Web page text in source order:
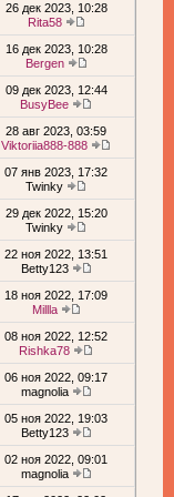
26 дек 2023, 10:28
Rita58
16 дек 2023, 10:28
Bergen
09 дек 2023, 12:44
BusyBee
28 авг 2023, 03:59
Viktoriia888-888
07 янв 2023, 17:32
Twinky
29 дек 2022, 15:20
Twinky
22 ноя 2022, 13:51
Betty123
18 ноя 2022, 17:09
Millla
08 ноя 2022, 12:52
Rishka78
06 ноя 2022, 09:17
magnolia
05 ноя 2022, 19:03
Betty123
02 ноя 2022, 09:01
magnolia